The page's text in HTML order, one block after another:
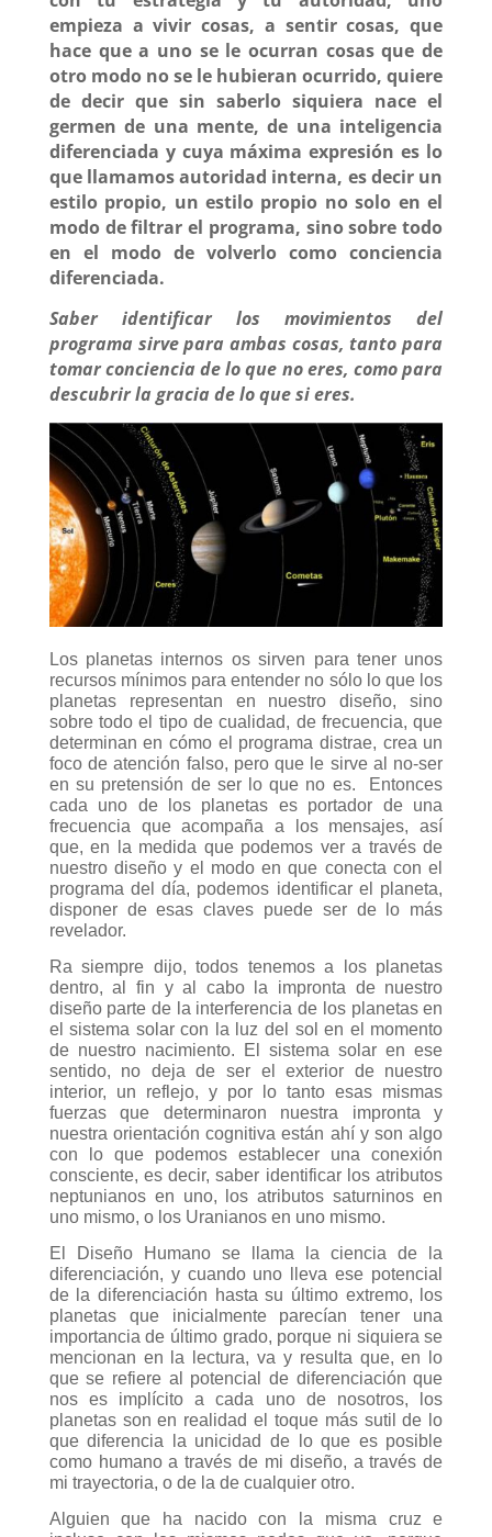
empieza a vivir cosas, a sentir cosas, que
hace que a uno se le ocurran cosas que de
otro modo no se le hubieran ocurrido, quiere
de decir que sin saberlo siquiera nace el
germen de una mente, de una inteligencia
diferenciada y cuya máxima expresión es lo
que llamamos autoridad interna, es decir un
estilo propio, un estilo propio no solo en el
modo de filtrar el programa, sino sobre todo
en el modo de volverlo como conciencia
diferenciada.
Saber identificar los movimientos del
programa sirve para ambas cosas, tanto para
tomar conciencia de lo que no eres, como para
descubrir la gracia de lo que si eres.
Los planetas internos os sirven para tener unos
recursos mínimos para entender no sólo lo que los
planetas representan en nuestro diseño, sino
sobre todo el tipo de cualidad, de frecuencia, que
determinan en cómo el programa distrae, crea un
foco de atención falso, pero que le sirve al no-ser
en su pretensión de ser lo que no es.
Entonces
cada uno de los planetas es portador de una
frecuencia que acompaña a los mensajes, así
que, en la medida que podemos ver a través de
nuestro diseño y el modo en que conecta con el
programa del día, podemos identificar el planeta,
disponer de esas claves puede ser de lo más
revelador.
Ra siempre dijo, todos tenemos a los planetas
dentro, al fin y al cabo la impronta de nuestro
diseño parte de la interferencia de los planetas en
el sistema solar con la luz del sol en el momento
de nuestro nacimiento.
El sistema solar en ese
sentido, no deja de ser el exterior de nuestro
interior, un reflejo, y por lo tanto esas mismas
fuerzas que determinaron nuestra impronta y
nuestra orientación cognitiva están ahí y son algo
con lo que podemos establecer una conexión
consciente, es decir, saber identificar los atributos
neptunianos en uno, los atributos saturninos en
uno mismo, o los Uranianos en uno mismo.
El Diseño Humano se llama la ciencia de la
diferenciación, y cuando uno lleva ese potencial
de la diferenciación hasta su último extremo, los
planetas que inicialmente parecían tener una
importancia de último grado, porque ni siquiera se
mencionan en la lectura, va y resulta que, en lo
que se refiere al potencial de diferenciación que
nos es implícito a cada uno de nosotros, los
planetas son en realidad el toque más sutil de lo
que diferencia la unicidad de lo que es posible
como humano a través de mi diseño, a través de
mi trayectoria, o de la de cualquier otro.
Alguien que ha nacido con la misma cruz e